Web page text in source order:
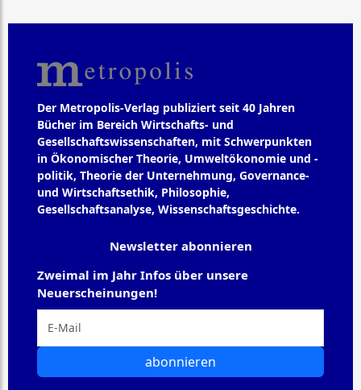
Der Metropolis-Verlag publiziert seit 40 Jahren
Bücher im Bereich Wirtschafts- und
Gesellschaftswissenschaften, mit Schwerpunkten
in Ökonomischer Theorie, Umweltökonomie und -
politik, Theorie der Unternehmung, Governance-
und Wirtschaftsethik, Philosophie,
Gesellschaftsanalyse, Wissenschaftsgeschichte.
Newsletter abonnieren
Zweimal im Jahr Infos über unsere
Neuerscheinungen!
abonnieren